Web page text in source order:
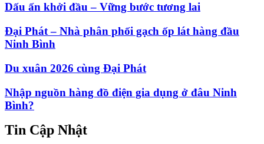
Dấu ấn khởi đầu – Vững bước tương lai
Đại Phát – Nhà phân phối gạch ốp lát hàng đầu
Ninh Bình
Du xuân 2026 cùng Đại Phát
Nhập nguồn hàng đồ điện gia dụng ở đâu Ninh
Bình?
Tin Cập Nhật